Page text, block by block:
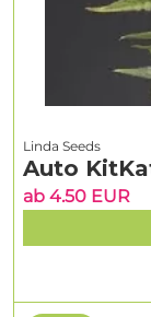
Linda Seeds
Auto
ab 4.50 EUR